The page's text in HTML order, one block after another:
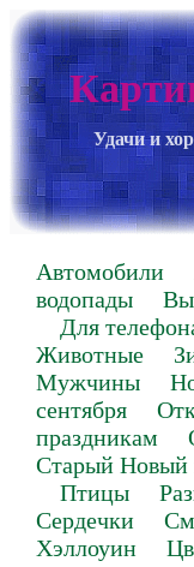
Удачи и
Автомобили
водопады
Для
Животные
Мужчины
сентября
праздникам
Старый Новый
Птицы
Сердечки
Хэллоуин